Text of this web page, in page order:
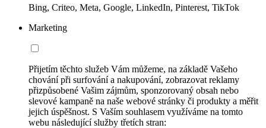
Bing, Criteo, Meta, Google, LinkedIn, Pinterest, TikTok
Marketing
Přijetím těchto služeb Vám můžeme, na základě Vašeho
chování při surfování a nakupování, zobrazovat reklamy
přizpůsobené Vašim zájmům, sponzorovaný obsah nebo
slevové kampaně na naše webové stránky či produkty a měřit
jejich úspěšnost. S Vaším souhlasem využíváme na tomto
webu následující služby třetích stran: